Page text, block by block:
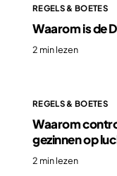
REGELS & BOETES
Waarom is de
2 min lezen
REGELS & BOETES
Waarom
gezinnen op
2 min lezen